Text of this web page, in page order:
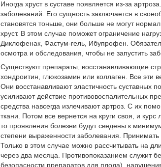
Иногда хруст в суставе появляется из-за
заболеваний. Его сущность заключается в
становятся тоньше, они больше не могут
хруст. В этом случае поможет ограничение
Диклофенак, Фастум-гель, Ибупрофен.
осмотра и обследования, чтобы не запустить
Существуют препараты, восстанавливающие
хондроитин, глюкозамин или коллаген. Все
Они восстанавливают эластичность суставных
усиливают действие противовоспалительных
средства навсегда излечивают артроз. С их
ткани. Потом все вернется на круги своя, и
то проявления болезни будут сведены к
степени выраженности заболевания.
Только в этом случае можно рассчитывать на
через два месяца. Противопоказанием служит
безопасности препаратов для плода),